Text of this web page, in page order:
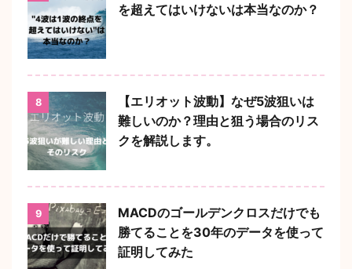
を超えてはいけないは本当なのか？
8
【エリオット波動】なぜ5波狙いは
難しいのか？理由と狙う場合のリス
クを解説します。
9
MACDのゴールデンクロスだけでも
勝てることを30年のデータを使って
証明してみた